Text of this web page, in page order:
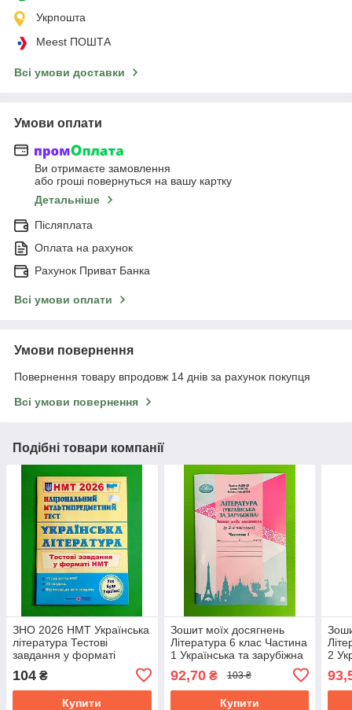
Укрпошта
Meest ПОШТА
Всі умови доставки
Умови оплати
Ви отримаєте замовлення
або гроші повернуться на вашу картку
Детальніше
Післяплата
Оплата на рахунок
Рахунок Приват Банка
Всі умови оплати
Умови повернення
Повернення товару впродовж 14 днів за рахунок покупця
Всі умови повернення
Подібні товари компанії
ЗНО 2026 НМТ Українська
література Тестові
завдання у форматі
Витвицька Національний
мультипредм Підручники і
посібники
104 ₴
Купити
Зошит моїх досягнень
Література 6 клас Частина
1 Українська та зарубіжна
92,70₴ 103 ₴
Купити
2